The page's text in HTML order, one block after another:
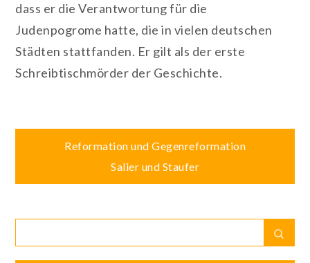
dass er die Verantwortung für die
Judenpogrome hatte, die in vielen deutschen
Städten stattfanden. Er gilt als der erste
Schreibtischmörder der Geschichte.
Beitragsnavigation
Reformation und Gegenreformation
Salier und Staufer
for: